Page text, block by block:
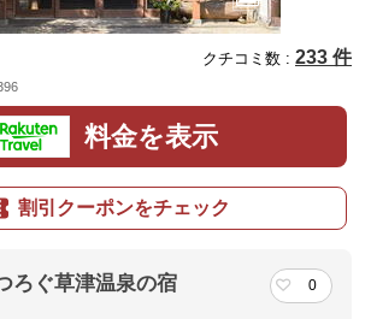
クチコミ数 : 233 件
料金を表示
割引クーポンをチェック
ろぐ草津温泉の宿 0